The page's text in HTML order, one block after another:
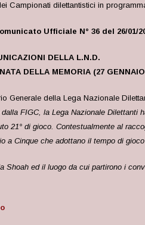
Campionati dilettantistici in
Ufficiale N° 36 del 26/01/
DELLA L.N.D.
DELLA MEMORIA (27
Generale della Lega Nazionale
FIGC, la Lega Nazionale
21° di gioco. Contestualmente al
Cinque che adottano il tempo di
Shoah ed il luogo da cui partirono i